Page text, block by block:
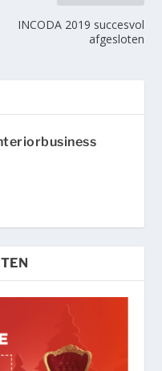
INCODA 2019 succesvol
afgesloten